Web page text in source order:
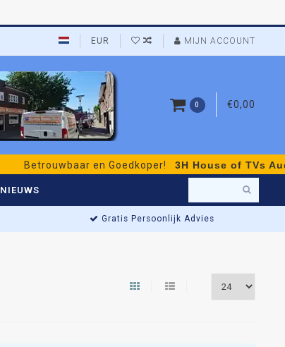
EUR MIJN ACCOUNT
0 €0,00
Betrouwbaar en Goedkoper!3H House of TVs Audio
NIEUWS
Gratis Persoonlijk Advies